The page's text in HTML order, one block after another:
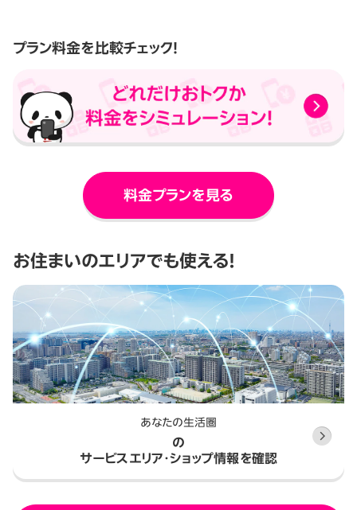
プラン料金を比較チェック！
料金プランを見る
お住まいのエリアでも使える！
あなたの生活圏
の
サービスエリア・ショップ情報を確認